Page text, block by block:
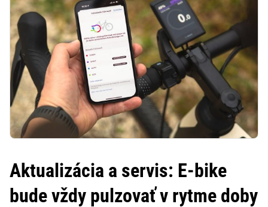
Aktualizácia a servis: E-bike
bude vždy pulzovať v rytme doby